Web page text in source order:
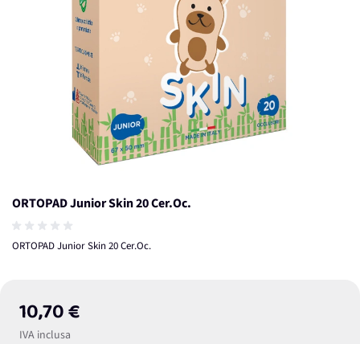
ORTOPAD Junior Skin 20 Cer.Oc.
ORTOPAD Junior Skin 20 Cer.Oc.
10,70 €
IVA inclusa